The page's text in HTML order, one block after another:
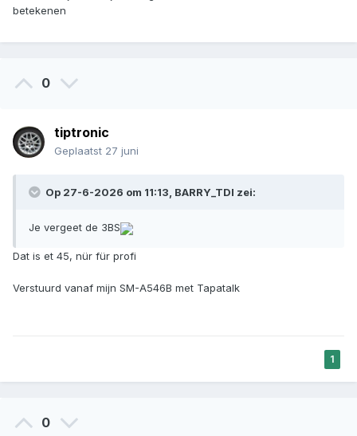
betekenen
0
tiptronic
Geplaatst 27 juni
Op 27-6-2026 om 11:13, BARRY_TDI zei:
Je vergeet de 3BS
Dat is et 45, nür für profi
Verstuurd vanaf mijn SM-A546B met Tapatalk
1
0